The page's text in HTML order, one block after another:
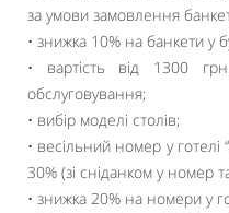
за умови замовлення
• знижка 10% на банкети у
• вартість від 1300
обслуговування;
• вибір моделі столів;
• весільний номер у
30% (зі сніданком у номер
• знижка 20% на номери у